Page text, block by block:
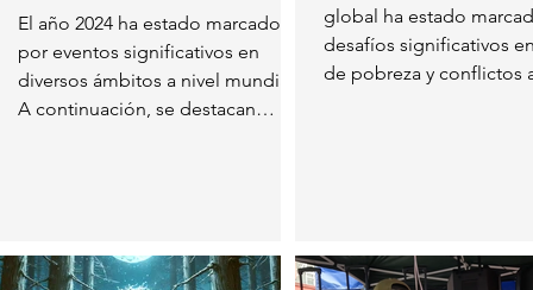
El año 2024 ha estado marcado
por eventos significativos en
diversos ámbitos a nivel mundial.
A continuación, se destacan
global ha estado
desafíos significativos
de pobreza y conflictos